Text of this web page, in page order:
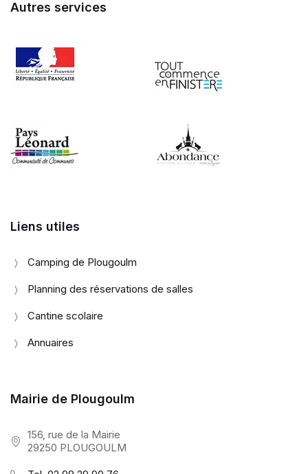
Autres services
Liens utiles
Camping de Plougoulm
Planning des réservations de salles
Cantine scolaire
Annuaires
Mairie de Plougoulm
156, rue de la Mairie
29250 PLOUGOULM